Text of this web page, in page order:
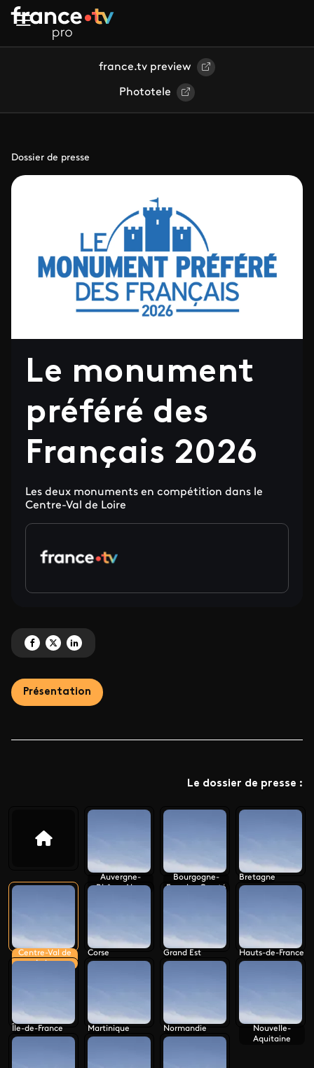
Aller au contenu principal
france.tv preview
Phototele
Dossier de presse
Le monument
préféré des
Français 2026
Les deux monuments en compétition dans le
Centre-Val de Loire
Partagez 'Le monument préféré des Français 2026' sur Facebook
Partagez 'Le monument préféré des Français 2026' sur X
Partagez 'Le monument préféré des Français 2026' sur LinkedIn
Présentation
Le dossier de presse :
Auvergne-
Rhône-Alpes
Bourgogne-
Franche-Comté
Bretagne
Centre-Val de
Loire
Corse Grand Est Hauts-de-France
Île-de-France Martinique Normandie
Nouvelle-
Aquitaine